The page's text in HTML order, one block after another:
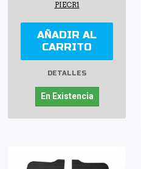
PIECR1
AÑADIR AL
CARRITO
DETALLES
En Existencia